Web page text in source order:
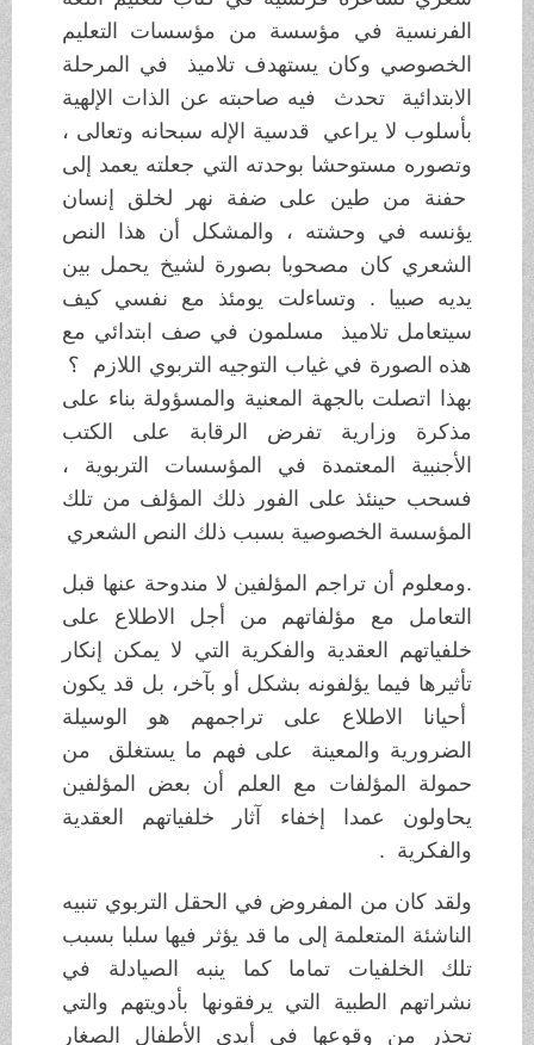
الفرنسية في مؤسسة من مؤسسات التعليم
الخصوصي وكان يستهدف تلاميذ في المرحلة
الابتدائية تحدث فيه صاحبته عن الذات الإلهية
بأسلوب لا يراعي قدسية الإله سبحانه وتعالى ،
وتصوره مستوحشا بوحدته التي جعلته يعمد إلى
حفنة من طين على ضفة نهر لخلق إنسان
يؤنسه في وحشته ، والمشكل أن هذا النص
الشعري كان مصحوبا بصورة لشيخ يحمل بين
يديه صبيا . وتساءلت يومئذ مع نفسي كيف
سيتعامل تلاميذ مسلمون في صف ابتدائي مع
هذه الصورة في غياب التوجيه التربوي اللازم ؟
بهذا اتصلت بالجهة المعنية والمسؤولة بناء على
مذكرة وزارية تفرض الرقابة على الكتب
الأجنبية المعتمدة في المؤسسات التربوية ،
فسحب حينئذ على الفور ذلك المؤلف من تلك
المؤسسة الخصوصية بسبب ذلك النص الشعري
.ومعلوم أن تراجم المؤلفين لا مندوحة عنها قبل
التعامل مع مؤلفاتهم من أجل الاطلاع على
خلفياتهم العقدية والفكرية التي لا يمكن إنكار
تأثيرها فيما يؤلفونه بشكل أو بآخر، بل قد يكون
أحيانا الاطلاع على تراجمهم هو الوسيلة
الضرورية والمعينة على فهم ما يستغلق من
حمولة المؤلفات مع العلم أن بعض المؤلفين
يحاولون عمدا إخفاء آثار خلفياتهم العقدية
والفكرية .
ولقد كان من المفروض في الحقل التربوي تنبيه
الناشئة المتعلمة إلى ما قد يؤثر فيها سلبا بسبب
تلك الخلفيات تماما كما ينبه الصيادلة في
نشراتهم الطبية التي يرفقونها بأدويتهم والتي
تحذر من وقوعها في أيدي الأطفال الصغار